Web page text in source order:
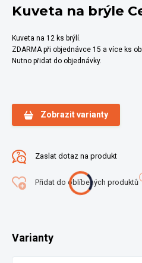
Kuveta na brýle
Kuveta na 12 ks brýlí.
ZDARMA při objednávce 15 a více ks
Nutno přidat do objednávky.
Zobrazit varianty
Zaslat dotaz na produkt
Přidat do oblíbených produktů
Varianty